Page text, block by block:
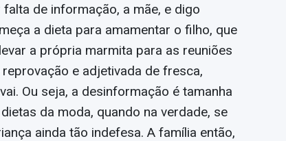
de informação, a mãe, e digo
a dieta para amamentar o filho, que
a própria marmita para as reuniões
e adjetivada de fresca,
Ou seja, a desinformação é tamanha
da moda, quando na verdade, se
ainda tão indefesa. A família então,